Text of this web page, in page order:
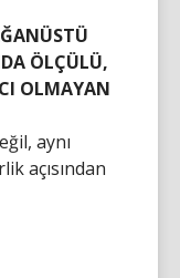
ÖLÇÜLÜ,
OLMAYAN
aynı
açısından